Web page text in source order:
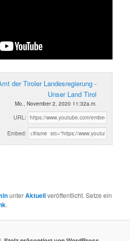
der Tiroler Landesregierung -
Unser Land Tirol
Mo., November 2, 2020 11:32a.m.
URL:
Embed:
unterAktuellveröffentlicht. Setze ein
.